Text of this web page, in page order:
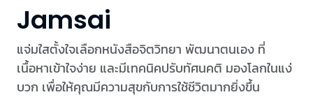
Jamsai
แจ่มใสตั้งใจเลือกหนังสือจิตวิทยา พัฒนาตนเอง ที่
เนื้อหาเข้าใจง่าย และมีเทคนิคปรับทัศนคติ มองโลกในแง่
บวก เพื่อให้คุณมีความสุขกับการใช้ชีวิตมากยิ่งขึ้น